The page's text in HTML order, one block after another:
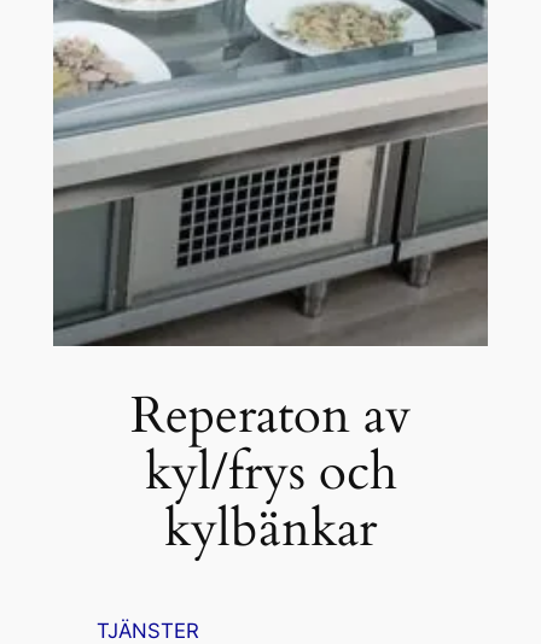
Reperaton av
kyl/frys och
kylbänkar
TJÄNSTER